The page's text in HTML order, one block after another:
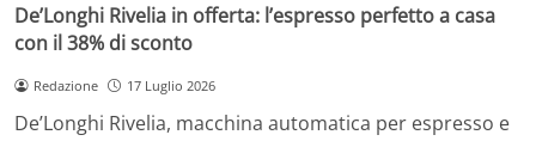
De’Longhi Rivelia in offerta: l’espresso perfetto a casa
con il 38% di sconto
Redazione 17 Luglio 2026
De’Longhi Rivelia, macchina automatica per espresso e